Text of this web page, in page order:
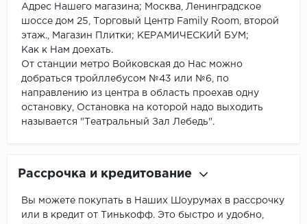
Адрес Нашего магазина; Москва, Ленинградское
шоссе дом 25, Торговый Центр Family Room, второй
этаж., Магазин Плитки; КЕРАМИЧЕСКИЙ БУМ;
Как к Нам доехать.
От станции метро Войковская до Нас можно
добраться тройллебусом №43 или №6, по
направлению из центра в область проехав одну
остановку, Остановка на которой надо выходить
называется "Театральный Зал Лебедь".
Рассрочка и кредитование
Вы можете покупать в Наших Шоурумах в рассрочку
или в кредит от Тинькофф. Это быстро и удобно,